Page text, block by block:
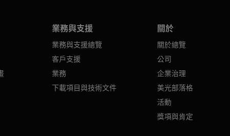
業務與支援
業務與支援總覽
客戶支援
業務
下載項目與技術文件
關於
關於總覽
公司
企業治理
美光部落格
活動
獎項與肯定